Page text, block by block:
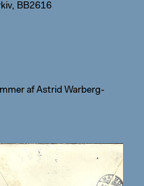
BB2616
af Astrid Warberg-